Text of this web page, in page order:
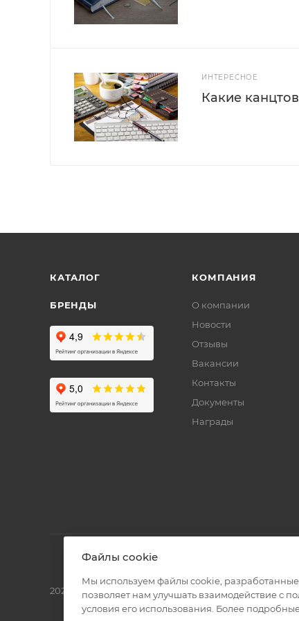
ИНТЕРЕСНОЕ
Какие
КАТАЛОГ
БРЕНДЫ
КОМПАНИЯ
О компании
Новости
Отзывы
Вакансии
Контакты
Документы
Награды
2026 © Полиграф кит - интернет-магазин
Файлы cookie
Мы используем файлы cookie,
позволяет нам улучшать взаимодействие с
условия его использования. Более